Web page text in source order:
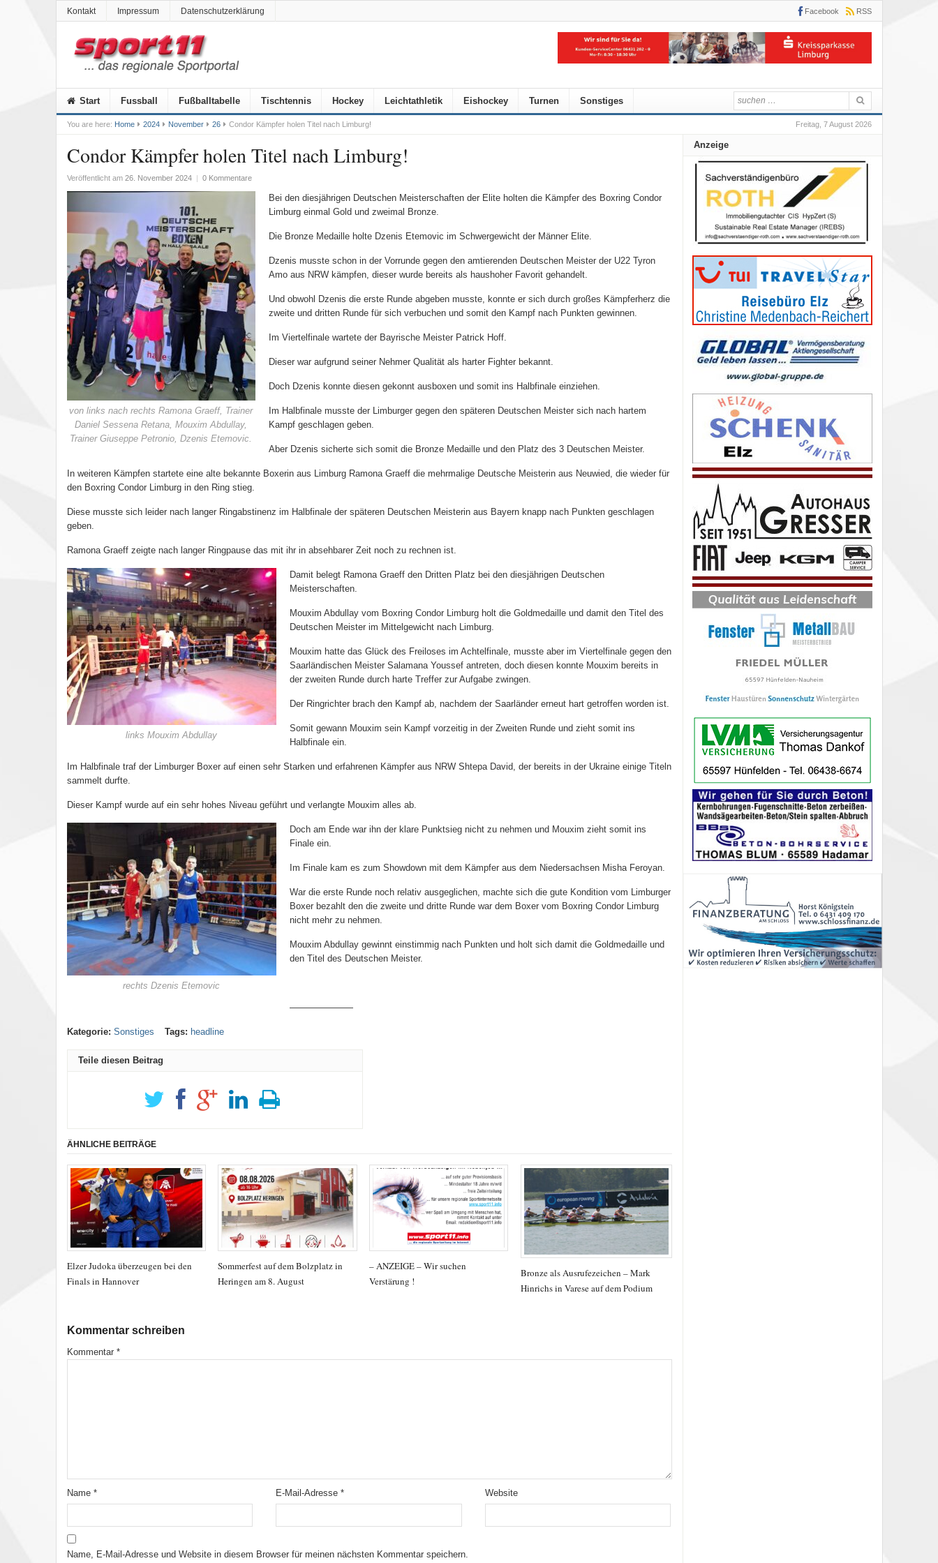
Kontakt Impressum Datenschutzerklärung Facebook RSS
Start Fussball Fußballtabelle Tischtennis Hockey Leichtathletik Eishockey Turnen Sonstiges
Freitag, 7 August 2026
You are here: Home 2024 November 26 Condor Kämpfer holen Titel nach Limburg!
Condor Kämpfer holen Titel nach Limburg!
Veröffentlicht am 26. November 2024 | 0 Kommentare
von links nach rechts Ramona Graeff, Trainer
Daniel Sessena Retana, Mouxim Abdullay,
Trainer Giuseppe Petronio, Dzenis Etemovic.
Bei den diesjährigen Deutschen Meisterschaften der Elite holten die Kämpfer des Boxring Condor
Limburg einmal Gold und zweimal Bronze.
Die Bronze Medaille holte Dzenis Etemovic im Schwergewicht der Männer Elite.
Dzenis musste schon in der Vorrunde gegen den amtierenden Deutschen Meister der U22 Tyron
Amo aus NRW kämpfen, dieser wurde bereits als haushoher Favorit gehandelt.
Und obwohl Dzenis die erste Runde abgeben musste, konnte er sich durch großes Kämpferherz die
zweite und dritten Runde für sich verbuchen und somit den Kampf nach Punkten gewinnen.
Im Viertelfinale wartete der Bayrische Meister Patrick Hoff.
Dieser war aufgrund seiner Nehmer Qualität als harter Fighter bekannt.
Doch Dzenis konnte diesen gekonnt ausboxen und somit ins Halbfinale einziehen.
Im Halbfinale musste der Limburger gegen den späteren Deutschen Meister sich nach hartem
Kampf geschlagen geben.
Aber Dzenis sicherte sich somit die Bronze Medaille und den Platz des 3 Deutschen Meister.
In weiteren Kämpfen startete eine alte bekannte Boxerin aus Limburg Ramona Graeff die mehrmalige Deutsche Meisterin aus Neuwied, die wieder für
den Boxring Condor Limburg in den Ring stieg.
Diese musste sich leider nach langer Ringabstinenz im Halbfinale der späteren Deutschen Meisterin aus Bayern knapp nach Punkten geschlagen
geben.
Ramona Graeff zeigte nach langer Ringpause das mit ihr in absehbarer Zeit noch zu rechnen ist.
links Mouxim Abdullay
Damit belegt Ramona Graeff den Dritten Platz bei den diesjährigen Deutschen
Meisterschaften.
Mouxim Abdullay vom Boxring Condor Limburg holt die Goldmedaille und damit den Titel des
Deutschen Meister im Mittelgewicht nach Limburg.
Mouxim hatte das Glück des Freiloses im Achtelfinale, musste aber im Viertelfinale gegen den
Saarländischen Meister Salamana Youssef antreten, doch diesen konnte Mouxim bereits in
der zweiten Runde durch harte Treffer zur Aufgabe zwingen.
Der Ringrichter brach den Kampf ab, nachdem der Saarländer erneut hart getroffen worden ist.
Somit gewann Mouxim sein Kampf vorzeitig in der Zweiten Runde und zieht somit ins
Halbfinale ein.
Im Halbfinale traf der Limburger Boxer auf einen sehr Starken und erfahrenen Kämpfer aus NRW Shtepa David, der bereits in der Ukraine einige Titeln
sammelt durfte.
Dieser Kampf wurde auf ein sehr hohes Niveau geführt und verlangte Mouxim alles ab.
rechts Dzenis Etemovic
Doch am Ende war ihn der klare Punktsieg nicht zu nehmen und Mouxim zieht somit ins
Finale ein.
Im Finale kam es zum Showdown mit dem Kämpfer aus dem Niedersachsen Misha Feroyan.
War die erste Runde noch relativ ausgeglichen, machte sich die gute Kondition vom Limburger
Boxer bezahlt den die zweite und dritte Runde war dem Boxer vom Boxring Condor Limburg
nicht mehr zu nehmen.
Mouxim Abdullay gewinnt einstimmig nach Punkten und holt sich damit die Goldmedaille und
den Titel des Deutschen Meister.
———————
Kategorie: Sonstiges Tags: headline
Teile diesen Beitrag
ÄHNLICHE BEITRÄGE
Elzer Judoka überzeugen bei den
Finals in Hannover
Sommerfest auf dem Bolzplatz in
Heringen am 8. August
– ANZEIGE – Wir suchen
Verstärung !
Bronze als Ausrufezeichen – Mark
Hinrichs in Varese auf dem Podium
Kommentar schreiben
Kommentar *
Name * E-Mail-Adresse* Website
Name, E-Mail-Adresse und Website in diesem Browser für meinen nächsten Kommentar speichern.
Anzeige